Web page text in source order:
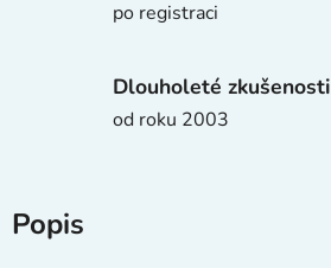
po registraci
Dlouholeté zkušenosti
od roku 2003
Popis